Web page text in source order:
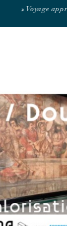
» Voyage